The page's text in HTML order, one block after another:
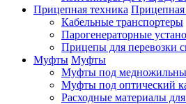
Прицепная техника Прицепная
Кабельные транспортеры
Парогенераторные
Прицепы для перевозки
Муфты Муфты
Муфты под
Муфты под оптический
Расходные материалы